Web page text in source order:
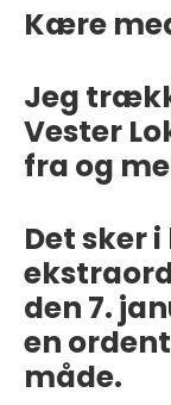
Kære
Jeg
Vester
fra og
Det sker
den 7.
en
måde.